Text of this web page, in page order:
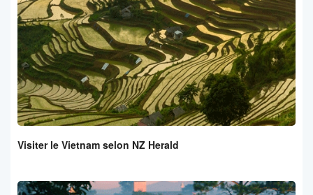
Visiter le Vietnam selon NZ Herald